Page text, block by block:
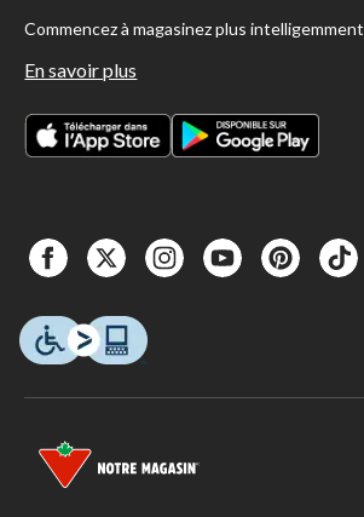
Commencez à magasinez plus intelligemment
En savoir plus